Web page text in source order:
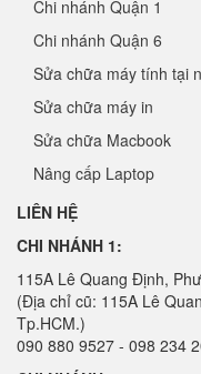
Chi nhánh Quận 1
Chi nhánh Quận 6
Sửa chữa máy tính tại
Sửa chữa máy in
Sửa chữa Macbook
Nâng cấp Laptop
LIÊN HỆ
CHI NHÁNH 1:
115A Lê Quang Định,
(Địa chỉ cũ: 115A Lê
Tp.HCM.)
090 880 9527 - 098 234